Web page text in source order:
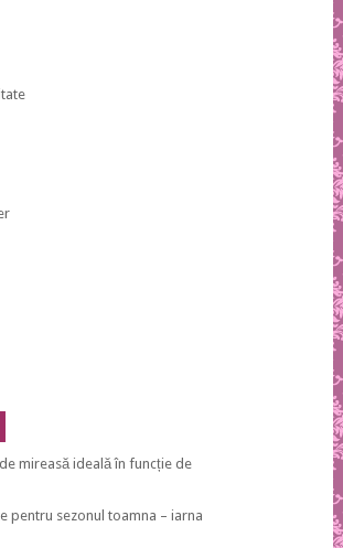
mireasă ideală în funcție de
pentru sezonul toamna – iarna